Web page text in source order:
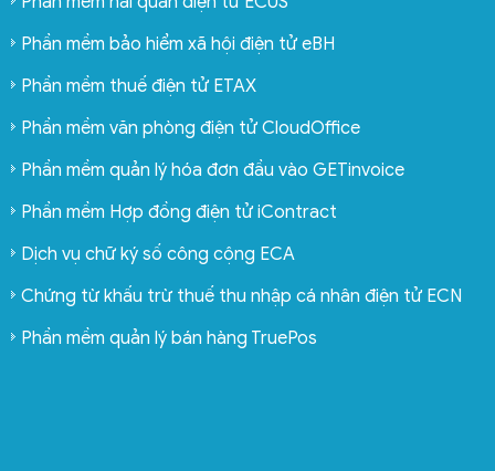
Phần mềm bảo hiểm xã hội điện tử eBH
Phần mềm thuế điện tử ETAX
Phần mềm văn phòng điện tử CloudOffice
Phần mềm quản lý hóa đơn đầu vào GETinvoice
Phần mềm Hợp đồng điện tử iContract
Dịch vụ chữ ký số công cộng ECA
Chứng từ khấu trừ thuế thu nhập cá nhân điện tử ECN
Phần mềm quản lý bán hàng TruePos